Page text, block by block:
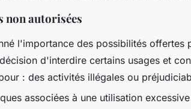
non autorisées
l'importance des possibilités
d'interdire certains usages et
: des activités illégales ou
associées à une utilisation